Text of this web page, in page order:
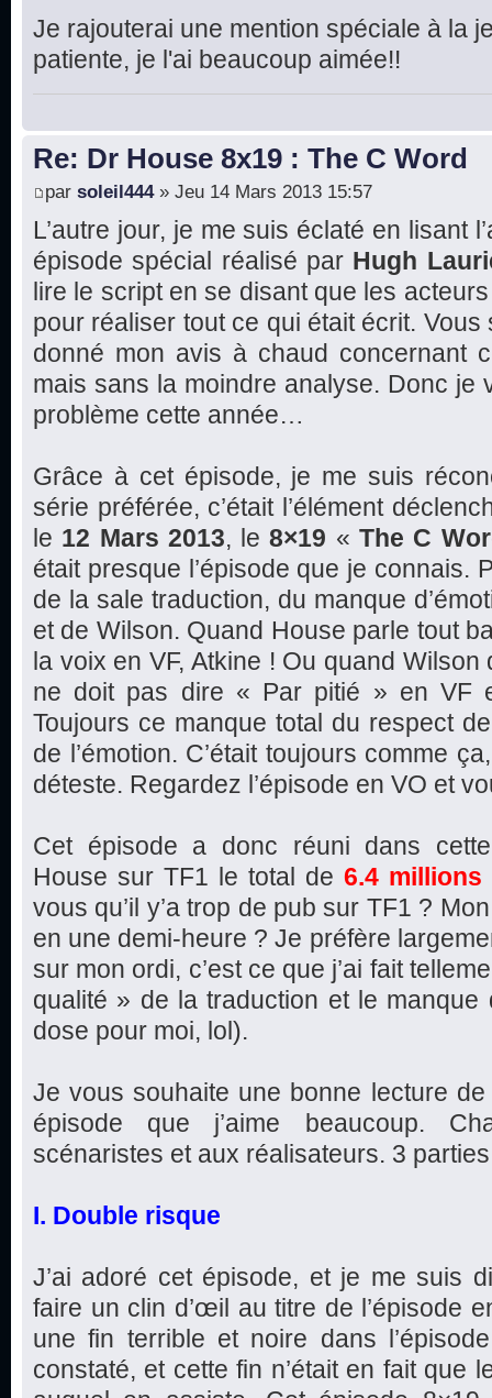
Je rajouterai une mention spéciale à la
patiente, je l'ai beaucoup aimée!!
Re: Dr House 8x19 : The C Word
par soleil444» Jeu 14 Mars 2013 15:57
L’autre jour, je me suis éclaté en lisant
épisode spécial réalisé par Hugh
lire le script en se disant que les
pour réaliser tout ce qui était écrit. Vous
donné mon avis à chaud concernant
mais sans la moindre analyse. Donc je
problème cette année…
Grâce à cet épisode, je me suis
série préférée, c’était l’élément
le 12 Mars 2013, le8×19 « The C
était presque l’épisode que je connais.
de la sale traduction, du manque
et de Wilson. Quand House parle tout
la voix en VF, Atkine ! Ou quand Wilson
ne doit pas dire « Par pitié » en VF
Toujours ce manque total du respect
de l’émotion. C’était toujours comme
déteste. Regardez l’épisode en VO et
Cet épisode a donc réuni dans
House sur TF1 le total de6.4 millions
vous qu’il y’a trop de pub sur TF1 ?
en une demi-heure ? Je préfère
sur mon ordi, c’est ce que j’ai fait
qualité » de la traduction et le manque
dose pour moi, lol).
Je vous souhaite une bonne lecture
épisode que j’aime beaucoup.
scénaristes et aux réalisateurs. 3 parties
I. Double risque
J’ai adoré cet épisode, et je me suis
faire un clin d’œil au titre de l’épisode
une fin terrible et noire dans
constaté, et cette fin n’était en fait que